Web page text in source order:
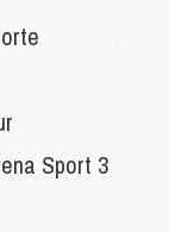
Sport 3